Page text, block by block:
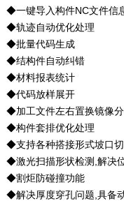
◆一键导入构件NC文件信
◆轨迹自动优化处理
◆批量代码生成
◆结构件自动纠错
◆材料报表统计
◆代码放样展开
◆加工文件左右置换镜像
◆构件套排优化处理
◆支持各种搭接形式坡口切
◆激光扫描形状检测,解决
◆割炬防碰撞功能
◆解决厚度穿孔问题,具备